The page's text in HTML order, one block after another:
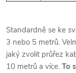
Standardně se ke
3 nebo 5 metrů.
jaký zvolit průřez
10 metrů a více. To